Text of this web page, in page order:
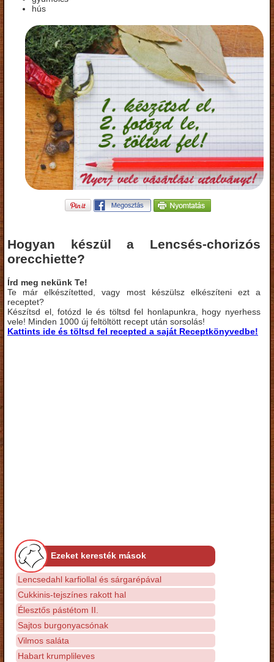
hús
Hogyan készül a Lencsés-chorizós
orecchiette?
Írd meg nekünk Te!
Te már elkészítetted, vagy most készülsz elkészíteni ezt a
receptet?
Készítsd el, fotózd le és töltsd fel honlapunkra, hogy nyerhess
vele! Minden 1000 új feltöltött recept után sorsolás!
Kattints ide és töltsd fel recepted a saját Receptkönyvedbe!
Ezeket keresték mások
Lencsedahl karfiollal és sárgarépával
Cukkinis-tejszínes rakott hal
Élesztős pástétom II.
Sajtos burgonyacsónak
Vilmos saláta
Habart krumplileves